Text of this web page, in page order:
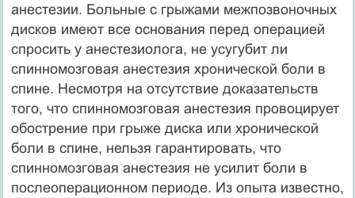
анестезии. Больные с грыжами межпозво­ночных
дисков имеют все основания перед операцией
спросить у анестезиолога, не усугубит ли
спинномозговая анестезия хронической боли в
спи­не. Несмотря на отсутствие доказательств
того, что спинномозговая анестезия провоцирует
обострение при грыже диска или хронической
боли в спине, нельзя гарантировать, что
спинномозговая анесте­зия не усилит боли в
послеоперационном периоде. Из опыта известно,